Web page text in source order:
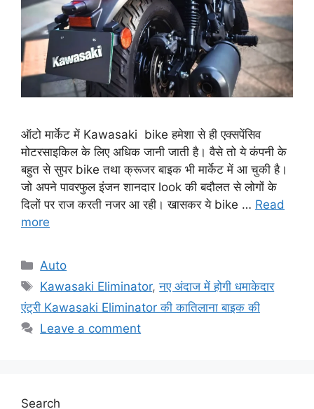
ऑटो मार्केट में Kawasaki bike हमेशा से ही एक्सपेंसिव
मोटरसाइकिल के लिए अधिक जानी जाती है। वैसे तो ये कंपनी के
बहुत से सुपर bike तथा क्रूजर बाइक भी मार्केट में आ चुकी है।
जो अपने पावरफुल इंजन शानदार look की बदौलत से लोगों के
दिलों पर राज करती नजर आ रही। खासकर ये bike … Read
more
Categories
Auto
Tags
Kawasaki Eliminator,नए अंदाज में होगी धमाकेदार
एंट्री Kawasaki Eliminator की कातिलाना बाइक की
Leave a comment
Search